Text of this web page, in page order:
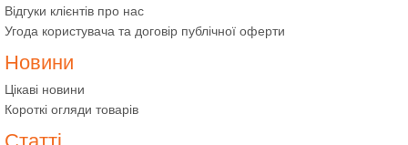
Відгуки клієнтів про нас
Угода користувача та договір публічної оферти
Новини
Цікаві новини
Короткі огляди товарів